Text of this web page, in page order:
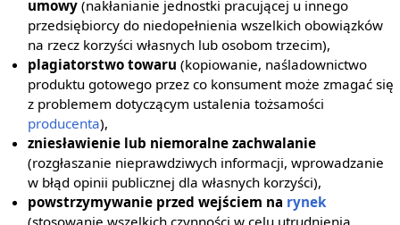
umowy (nakłanianie jednostki pracującej u innego
przedsiębiorcy do niedopełnienia wszelkich obowiązków
na rzecz korzyści własnych lub osobom trzecim),
plagiatorstwo towaru (kopiowanie, naśladownictwo
produktu gotowego przez co konsument może zmagać się
z problemem dotyczącym ustalenia tożsamości
producenta),
zniesławienie lub niemoralne zachwalanie
(rozgłaszanie nieprawdziwych informacji, wprowadzanie
w błąd opinii publicznej dla własnych korzyści),
powstrzymywanie przed wejściem na rynek